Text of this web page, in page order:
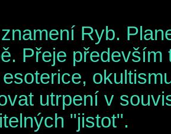
Ryb.
Přeje
utrpení v
"jistot".